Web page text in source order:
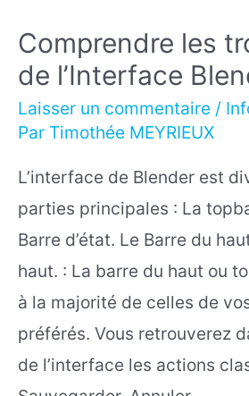
Comprendre les
de l’Interface
Laisser un commentaire /
Par Timothée MEYRIEUX
L’interface de Blender est
parties principales : La
Barre d’état. Le Barre du
haut. : La barre du haut ou
à la majorité de celles de
préférés. Vous retrouverez
de l’interface les actions